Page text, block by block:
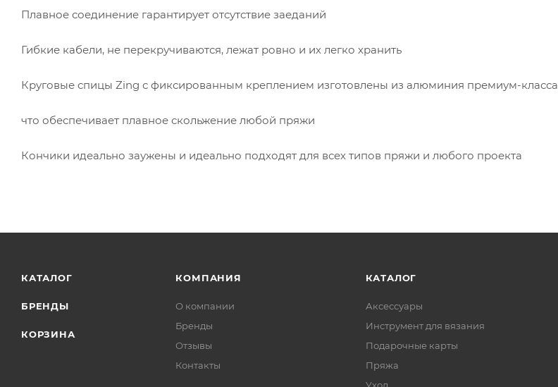
Плавное соединение гарантирует отсутствие заеданий
Гибкие кабели, не перекручиваются, лежат ровно и их легко хранить
Круговые спицы Zing с фиксированным креплением изготовлены из алюминия премиум-класса
что обеспечивает плавное скольжение любой пряжи
Кончики идеально заужены и идеально подходят для всех типов пряжи и любого проекта
КАТАЛОГ
БРЕНДЫ
КОРЗИНА
КОМПАНИЯ
О компании
Бренды
Отзывы
Контакты
КАТАЛОГ
Аксессуары
Инструмент для вязания
Подарочные карты
Пряжа